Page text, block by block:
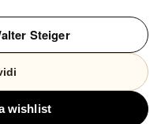
Steiger
wishlist